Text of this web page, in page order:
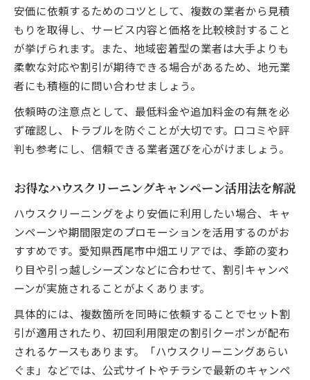
安価に依頼するためのコツとして、複数の業者から見積
もりを取得し、サービス内容と価格を比較検討すること
が挙げられます。また、地域密着型の業者は大手よりも
柔軟な対応や割引が期待できる場合があるため、地元業
者にも積極的に問い合わせましょう。
依頼時の注意点として、最低料金や追加料金の有無を必
ず確認し、トラブルを防ぐことが大切です。口コミや評
判も参考にし、信頼できる業者選びを心がけましょう。
お得なハウスクリーニングキャンペーン活用法を解説
ハウスクリーニングをより安価に利用したい場合、キャ
ンペーンや期間限定のプロモーションを活用するのがお
すすめです。愛知県西尾市中畑エリアでは、季節の変わ
り目や引っ越しシーズンなどに合わせて、割引キャンペ
ーンが実施されることがよくあります。
具体的には、複数箇所を同時に依頼することでセット割
引が適用されたり、初回利用限定の割引クーポンが配布
されるケースもあります。「ハウスクリーニングあらい
ぐま」などでは、公式サイトやチラシで最新のキャンペ